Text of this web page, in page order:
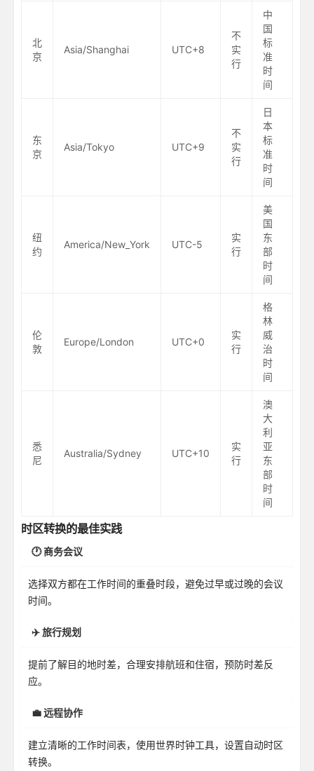
北
京
Asia/Shanghai UTC+8
不
实
行
中
国
标
准
时
间
东
京
Asia/Tokyo UTC+9
不
实
行
日
本
标
准
时
间
纽
约
America/New_York UTC-5
实
行
美
国
东
部
时
间
伦
敦
Europe/London UTC+0
实
行
格
林
威
治
时
间
悉
尼
Australia/Sydney UTC+10
实
行
澳
大
利
亚
东
部
时
间
时区转换的最佳实践
🕐 商务会议
选择双方都在工作时间的重叠时段，避免过早或过晚的会议
时间。
✈️ 旅行规划
提前了解目的地时差，合理安排航班和住宿，预防时差反
应。
💼 远程协作
建立清晰的工作时间表，使用世界时钟工具，设置自动时区
转换。